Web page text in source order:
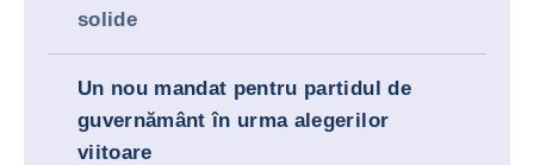
solide
Un nou mandat pentru partidul de
guvernământ în urma alegerilor
viitoare